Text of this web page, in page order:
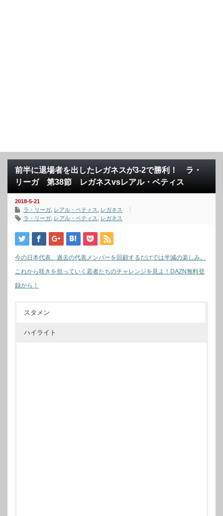
前半に退場者を出したレガネスが3-2で勝利！ ラ・
リーガ 第38節 レガネスvsレアル・ベティス
2018-5-21
ラ・リーガ レアル・ベティス
レガネス
ラ・リーガ レアル・ベティス レガネス
今の日本代表、過去の代表メンバーを回顧するだけでは半減の楽しみ。
これから咲きを担っていく若者たちのチャレンジを見よ！DAZN無料登
録から！
スタメン
ハイライト